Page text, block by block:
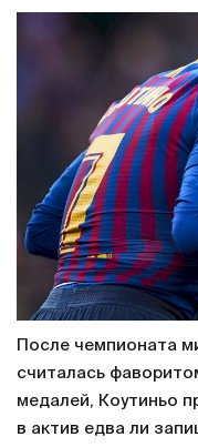
После чемпионата
считалась
медалей, Коутиньо
в актив едва ли